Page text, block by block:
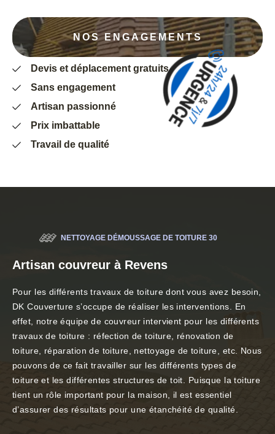
NOS ENGAGEMENTS
Devis et déplacement gratuits
Sans engagement
Artisan passionné
Prix imbattable
Travail de qualité
NETTOYAGE DÉMOUSSAGE DE TOITURE 30
Artisan couvreur à Revens
Pour les différents travaux de toiture dont vous avez besoin,
DK Couverture s’occupe de réaliser les interventions. En
effet, notre équipe de couvreur intervient pour les différents
travaux de toiture : réfection de toiture, rénovation de
toiture, réparation de toiture, nettoyage de toiture, etc. Nous
pouvons de ce fait travailler sur les différents types de
toiture et les différentes structures de toit. Puisque la toiture
tient un rôle important pour la maison, il est essentiel
d’assurer des résultats pour une étanchéité de qualité.